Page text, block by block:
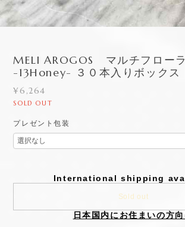
MELI AROGOS マルチフロー
-13Honey- ３０本入りボックス
¥6,264
SOLD OUT
プレゼント包装
International shipping
Sold out
日本国内にお住まいの方